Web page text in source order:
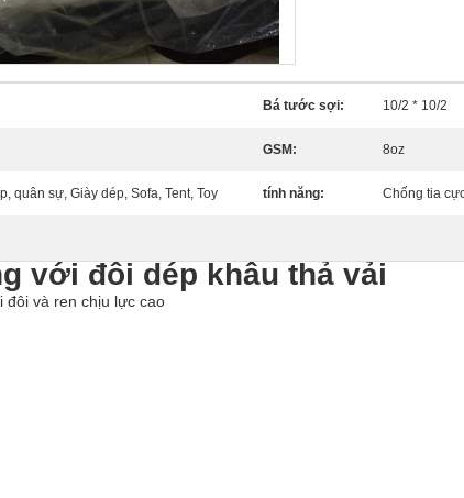
Bá tước sợi: 10/2 * 10/2
GSM: 8oz
quân sự, Giày dép, Sofa, Tent, Toy tính năng: Chống tia
với đôi dép khâu thả vải
đôi và ren chịu lực cao